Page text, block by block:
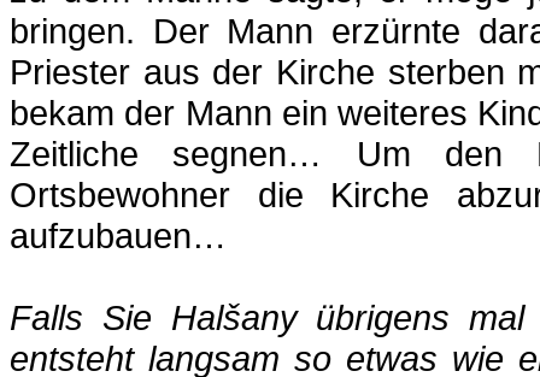
bringen. Der Mann erzürnte
Priester aus der Kirche sterben
bekam der Mann ein weiteres
Zeitliche segnen… Um den
Ortsbewohner die Kirche
aufzubauen…
Falls Sie Halšany übrigens mal
entsteht langsam so etwas wie